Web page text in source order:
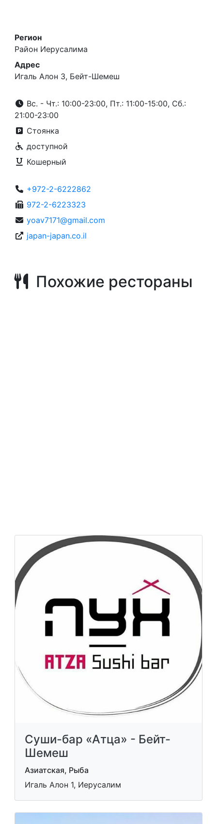
Регион
Район Иерусалима
Адрес
Игаль Алон 3, Бейт-Шемеш
Вс. - Чт.: 10:00-23:00, Пт.: 11:00-15:00, Сб.:
21:00-23:00
Стоянка
доступной
Кошерный
+972-2-6222862
972-2-6223323
yoav7171@gmail.com
japan-japan.co.il
Похожие рестораны
Суши-бар «Атца» - Бейт-
Шемеш
Азиатская, Рыба
Игаль Алон 1, Иерусалим